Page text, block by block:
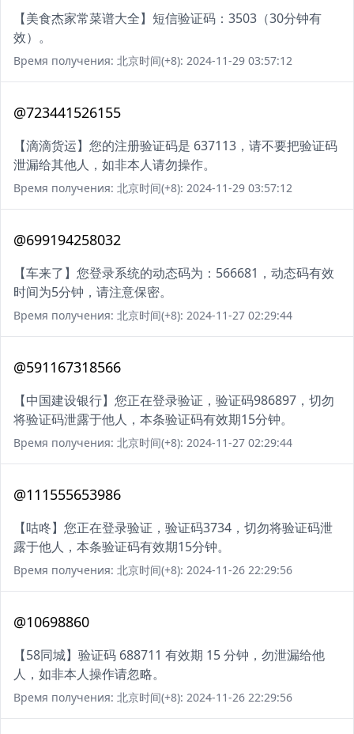
【美食杰家常菜谱大全】短信验证码：3503（30分钟有
效）。
Время получения: 北京时间(+8): 2024-11-29 03:57:12
@723441526155
【滴滴货运】您的注册验证码是 637113，请不要把验证码
泄漏给其他人，如非本人请勿操作。
Время получения: 北京时间(+8): 2024-11-29 03:57:12
@699194258032
【车来了】您登录系统的动态码为：566681，动态码有效
时间为5分钟，请注意保密。
Время получения: 北京时间(+8): 2024-11-27 02:29:44
@591167318566
【中国建设银行】您正在登录验证，验证码986897，切勿
将验证码泄露于他人，本条验证码有效期15分钟。
Время получения: 北京时间(+8): 2024-11-27 02:29:44
@111555653986
【咕咚】您正在登录验证，验证码3734，切勿将验证码泄
露于他人，本条验证码有效期15分钟。
Время получения: 北京时间(+8): 2024-11-26 22:29:56
@10698860
【58同城】验证码 688711 有效期 15 分钟，勿泄漏给他
人，如非本人操作请忽略。
Время получения: 北京时间(+8): 2024-11-26 22:29:56